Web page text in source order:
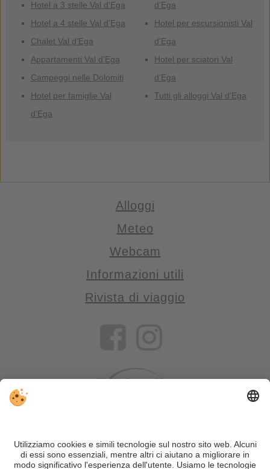
Hotel a 3 stelle Val d'Ega
Hotel a 4 stelle Val d'Ega
Chalet Val d'Ega
Appartamenti Val d'Ega
Campeggi nelle Dolomiti
Hotel per famiglie Val
d'Ega
d'Ega
Hotel per escursionisti Val
d'Ega
Hotel per sciatori Val
d'Ega
Tutti gli alloggi Val d'Ega
Alloggi
Meteo
Webcam
Informazioni utili
Rivista di viaggio
Trentino Alto Adige davvero – con consigli autentici, alloggi e
offerte su misura.